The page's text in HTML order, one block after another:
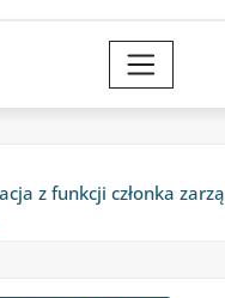
z funkcji członka